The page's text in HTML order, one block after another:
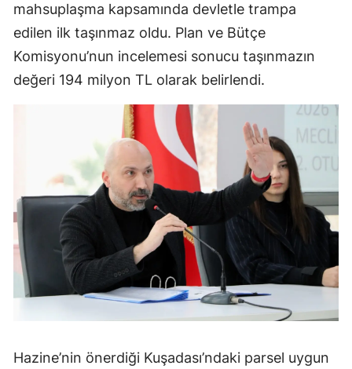
mahsuplaşma kapsamında devletle trampa
edilen ilk taşınmaz oldu. Plan ve Bütçe
Komisyonu’nun incelemesi sonucu taşınmazın
değeri 194 milyon TL olarak belirlendi.
Hazine’nin önerdiği Kuşadası’ndaki parsel uygun